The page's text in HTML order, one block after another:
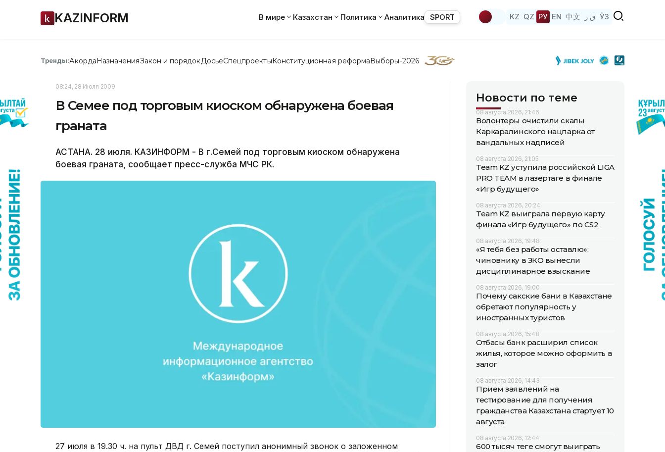
KAZINFORM В мире Казахстан Политика Аналитика SPORT KZ QZ РУ EN 中文 ق ز ЎЗ
Тренды:АкордаНазначенияЗакон и порядок ДосьеСпецпроектыКонституционная реформаВыборы-2026
08:24, 28 Июля 2009
В Семее под торговым киоском обнаружена боевая
граната
АСТАНА. 28 июля. КАЗИНФОРМ - В г.Семей под торговым киоском обнаружена
боевая граната, сообщает пресс-служба МЧС РК.
27 июля в 19.30 ч. на пульт ДВД г. Семей поступил анонимный звонок о заложенном
Новости по теме
08 августа 2026, 21:46
Волонтеры очистили скалы
Каркаралинского нацпарка от
вандальных надписей
08 августа 2026, 21:05
Team KZ уступила российской LIGA
PRO TEAM в лазертаге в финале
«Игр будущего»
08 августа 2026, 20:24
Team KZ выиграла первую карту
финала «Игр будущего» по CS2
08 августа 2026, 19:48
«Я тебя без работы оставлю»:
чиновнику в ЗКО вынесли
дисциплинарное взыскание
08 августа 2026, 19:00
Почему сакские бани в Казахстане
обретают популярность у
иностранных туристов
08 августа 2026, 15:48
Отбасы банк расширил список
жилья, которое можно оформить в
залог
08 августа 2026, 14:43
Прием заявлений на
тестирование для получения
гражданства Казахстана стартует 10
августа
08 августа 2026, 12:44
600 тысяч теңге смогут выиграть